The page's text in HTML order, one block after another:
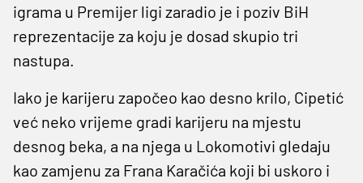
igrama u Premijer ligi zaradio je i poziv BiH
reprezentacije za koju je dosad skupio tri
nastupa.
Iako je karijeru započeo kao desno krilo, Cipetić
već neko vrijeme gradi karijeru na mjestu
desnog beka, a na njega u Lokomotivi gledaju
kao zamjenu za Frana Karačića koji bi uskoro i